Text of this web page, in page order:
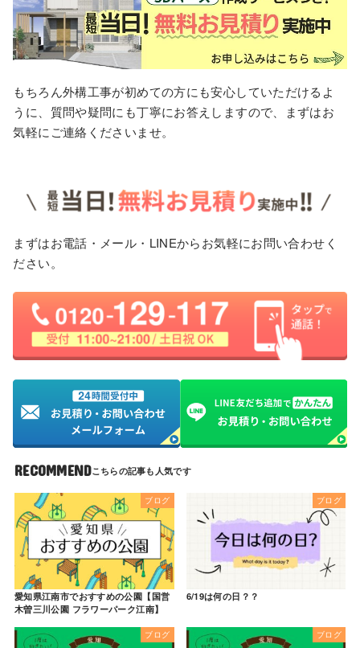
もちろん外構工事が初めての方にも安心していただけるよ
うに、質問や疑問にも丁寧にお答えしますので、まずはお
気軽にご連絡くださいませ。
まずはお電話・メール・LINEからお気軽にお問い合わせく
ださい。
RECOMMEND
ブログ
愛知県江南市でおすすめの公園【国営
木曽三川公園 フラワーパーク江南】
ブログ
6/19は何の日？？
ブログ ブログ